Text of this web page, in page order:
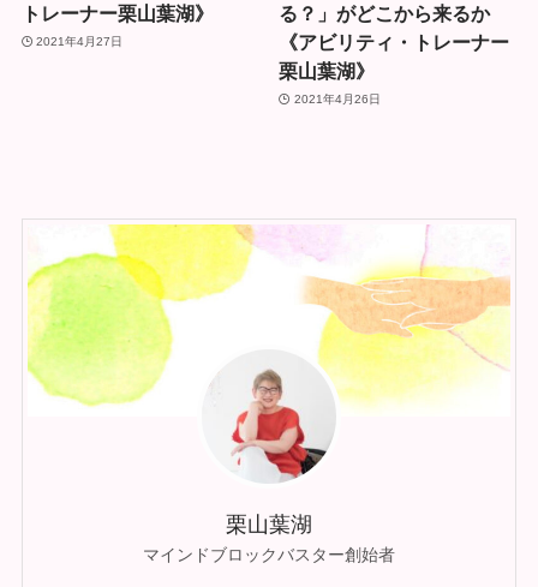
トレーナー栗山葉湖》
2021年4月27日
る？」がどこから来るか
《アビリティ・トレーナー
栗山葉湖》
2021年4月26日
栗山葉湖
マインドブロックバスター創始者